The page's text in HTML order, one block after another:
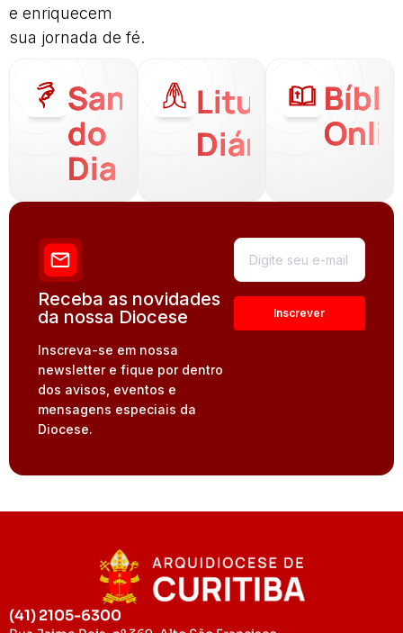
e enriquecem
sua jornada de fé.
Santo
do
Dia
Liturgia
Diária
Receba as novidades
da nossa Diocese
Inscreva-se em nossa
newsletter e fique por dentro
dos avisos, eventos e
mensagens especiais da
Diocese.
(41) 2105-6300